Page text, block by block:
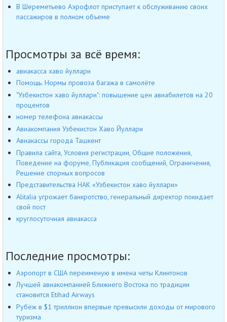
В Шереметьево Аэрофлот приступает к обслуживанию своих
пассажиров в полном объеме
Просмотры за всё время:
авиакасса хаво йуллари
Помощь. Нормы провоза багажа в самолёте
"Узбекистон хаво йуллари": повышение цен авиабилетов на 20
процентов
номер телефона авиакассы
Авиакомпания Узбекистон Хаво Йуллари
Авиакассы города Ташкент
Правила сайта, Условия регистрации, Общие положения,
Поведение на форуме, Публикация сообщений, Ограничения,
Решение спорных вопросов
Представительства НАК «Узбекистон хаво йуллари»
Alitalia угрожает банкротство, генеральный директор покидает
свой пост
круглосуточная авиакасса
Последние просмотры:
Аэропорт в США переименую в имена четы Клинтонов
Лучшей авиакомпанией Ближнего Востока по традиции
становится Etihad Airways
Рубеж в $1 триллион впервые превысили доходы от мирового
туризма